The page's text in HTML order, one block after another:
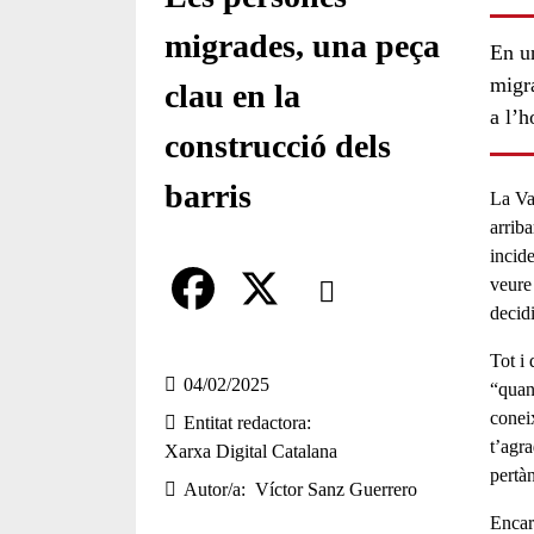
migrades, una peça
clau en la
construcció dels
barris
Comparteix
a
c
04/02/2025
Entitat redactora
Xarxa Digital Catalana
Autor/a
Víctor Sanz Guerrero
En
a
La
Tot i